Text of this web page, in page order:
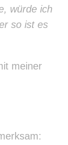
würde ich
so ist es
meiner